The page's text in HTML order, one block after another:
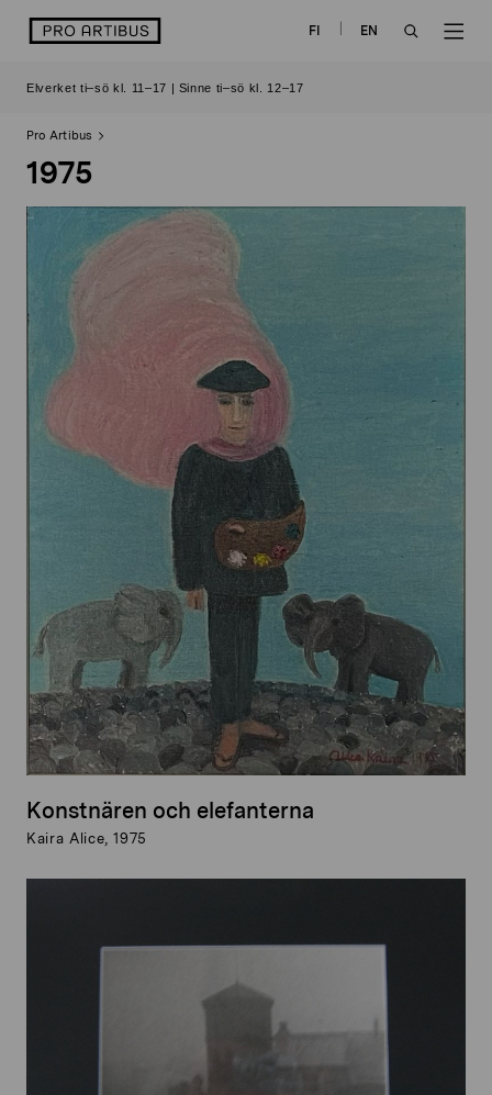
logo FI
EN
Elverket ti–sö kl. 11–17 | Sinne ti–sö kl. 12–17
Pro Artibus
1975
Konstnären och elefanterna
Kaira Alice, 1975